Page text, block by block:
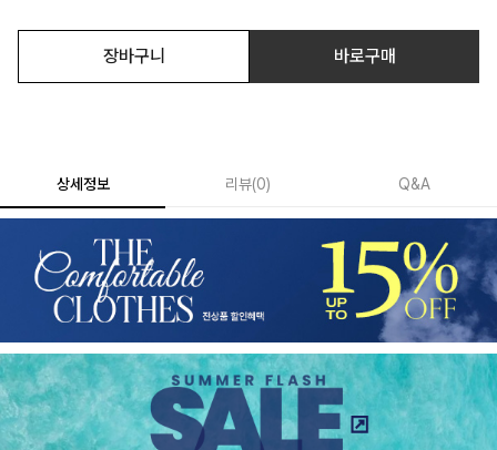
장바구니 바로구매
상세정보 리뷰(0) Q&A